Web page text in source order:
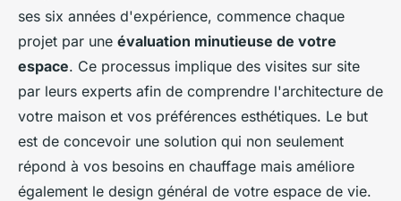
ses six années d'expérience, commence chaque
projet par une évaluation minutieuse de votre
espace. Ce processus implique des visites sur site
par leurs experts afin de comprendre l'architecture de
votre maison et vos préférences esthétiques. Le but
est de concevoir une solution qui non seulement
répond à vos besoins en chauffage mais améliore
également le design général de votre espace de vie.